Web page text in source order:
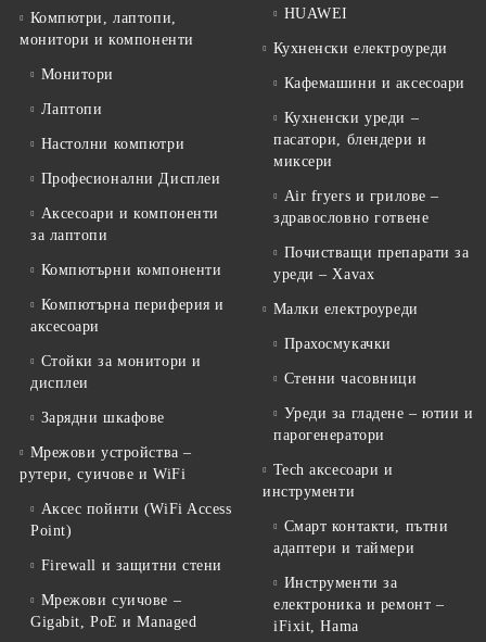
Компютри, лаптопи,
монитори и компоненти
Монитори
Лаптопи
Настолни компютри
Професионални Дисплеи
Аксесоари и компоненти
за лаптопи
Компютърни компоненти
Компютърна периферия и
аксесоари
Стойки за монитори и
дисплеи
Зарядни шкафове
Мрежови устройства –
рутери, суичове и WiFi
Аксес пойнти (WiFi Access
Point)
Firewall и защитни стени
Мрежови суичове –
Gigabit, PoE и Managed
HUAWEI
Кухненски електроуреди
Кафемашини и аксесоари
Кухненски уреди –
пасатори, блендери и
миксери
Air fryers и грилове –
здравословно готвене
Почистващи препарати за
уреди – Xavax
Малки електроуреди
Прахосмукачки
Стенни часовници
Уреди за гладене – ютии и
парогенератори
Tech аксесоари и
инструменти
Смарт контакти, пътни
адаптери и таймери
Инструменти за
електроника и ремонт –
iFixit, Hama